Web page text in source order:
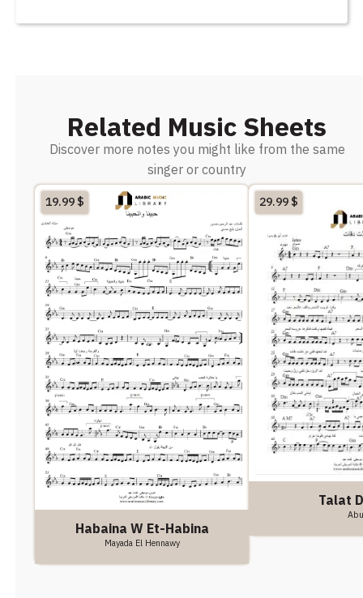
Related Music Sheets
Discover more notes you might like from the same
singer or country
Habaina W Et-Habina
Mayada El Hennawy
19.99$
Talat
29.99$